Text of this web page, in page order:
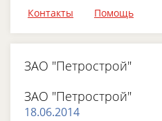
Контакты
Помощь
ЗАО "Петрострой"
ЗАО "Петрострой"
18.06.2014